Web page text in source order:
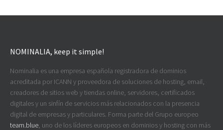
NOMINALIA, keep it simple!
Nominalia es una empresa española registradora de dominios
acreditada por ICANN y proveedora de soluciones de hosting, email,
creadores de sitios web y tiendas online, servidores, certificados
digitales y un sinfín de servicios más relacionados con la presencia
digital de empresas y particulares. Forma parte del Grupo europeo
team.blue, uno de los líderes europeos en dominios y hosting con más